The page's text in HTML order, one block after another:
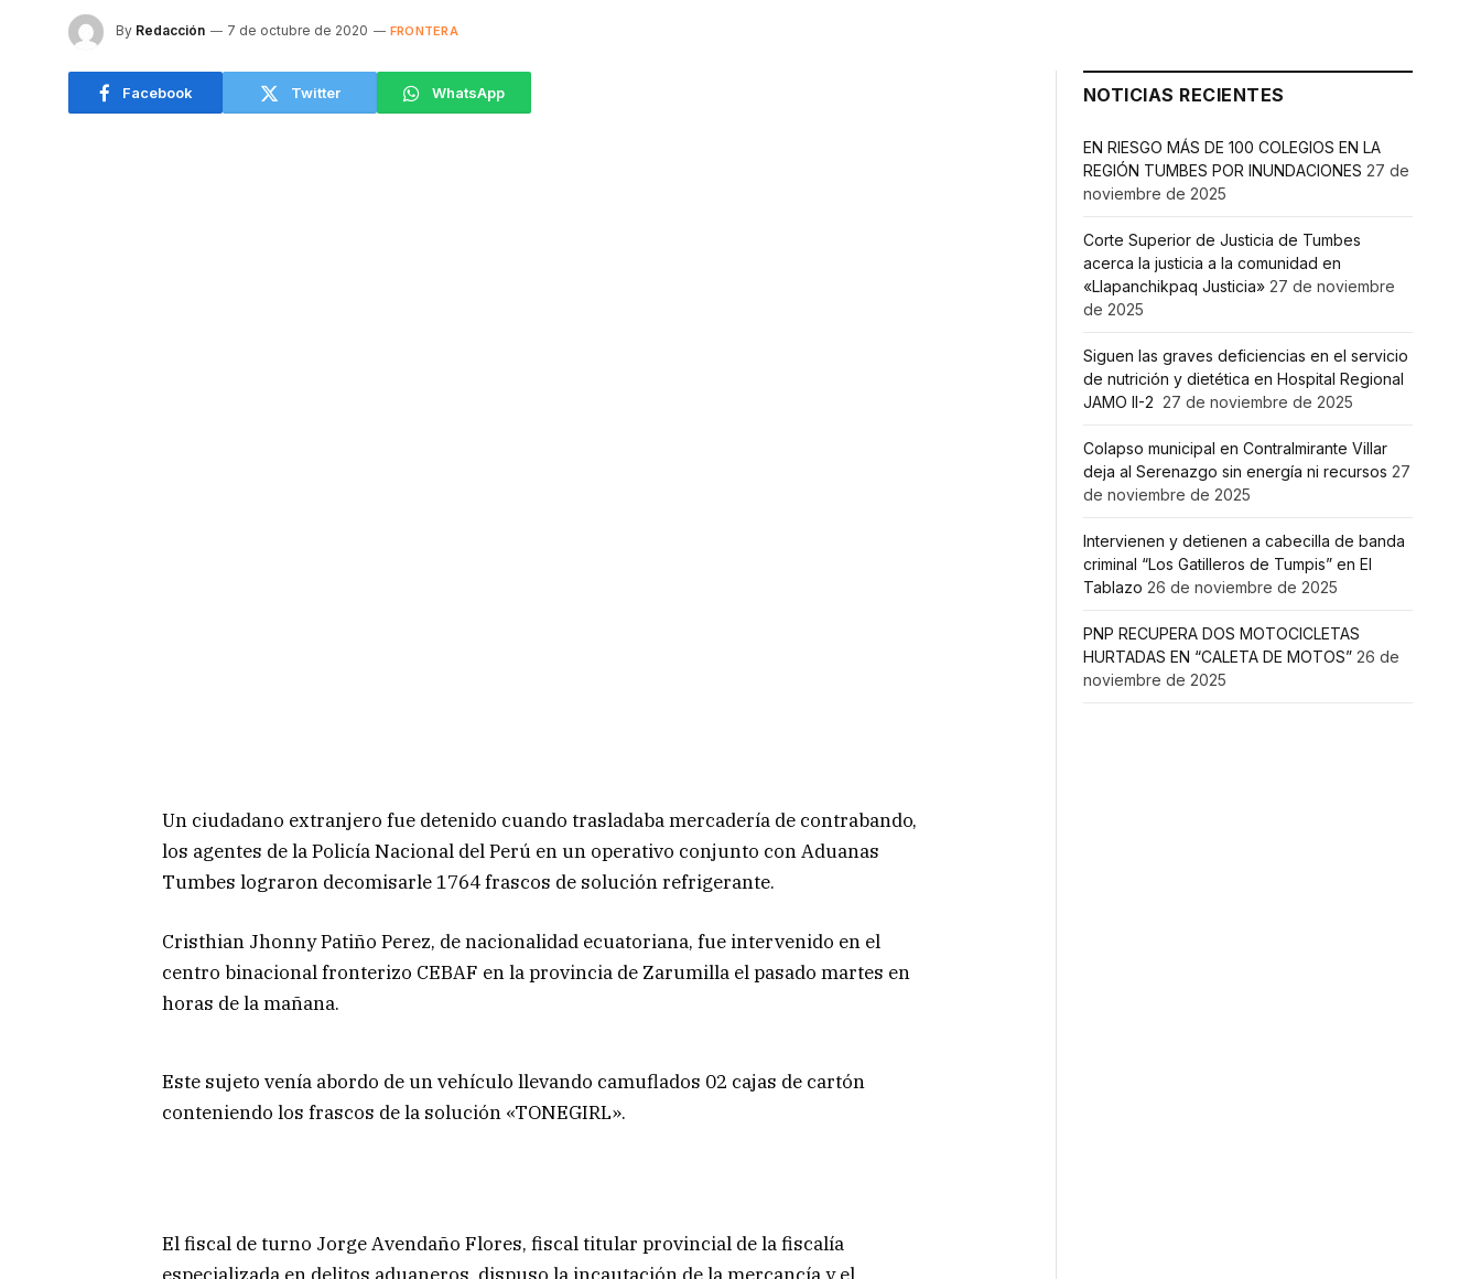
By Redacción 7 de octubre de 2020 FRONTERA
Facebook Twitter WhatsApp
Un ciudadano extranjero fue detenido cuando trasladaba mercadería de contrabando,
los agentes de la Policía Nacional del Perú en un operativo conjunto con Aduanas
Tumbes lograron decomisarle 1764 frascos de solución refrigerante.
Cristhian Jhonny Patiño Perez, de nacionalidad ecuatoriana, fue intervenido en el
centro binacional fronterizo CEBAF en la provincia de Zarumilla el pasado martes en
horas de la mañana.
Este sujeto venía abordo de un vehículo llevando camuflados 02 cajas de cartón
conteniendo los frascos de la solución «TONEGIRL».
El fiscal de turno Jorge Avendaño Flores, fiscal titular provincial de la fiscalía
NOTICIAS RECIENTES
EN RIESGO MÁS DE 100 COLEGIOS EN LA
REGIÓN TUMBES POR INUNDACIONES 27 de
noviembre de 2025
Corte Superior de Justicia de Tumbes
acerca la justicia a la comunidad en
«Llapanchikpaq Justicia» 27 de noviembre
de 2025
Siguen las graves deficiencias en el servicio
de nutrición y dietética en Hospital Regional
JAMO II-2 27 de noviembre de 2025
Colapso municipal en Contralmirante Villar
deja al Serenazgo sin energía ni recursos 27
de noviembre de 2025
Intervienen y detienen a cabecilla de banda
criminal “Los Gatilleros de Tumpis” en El
Tablazo 26 de noviembre de 2025
PNP RECUPERA DOS MOTOCICLETAS
HURTADAS EN “CALETA DE MOTOS” 26 de
noviembre de 2025